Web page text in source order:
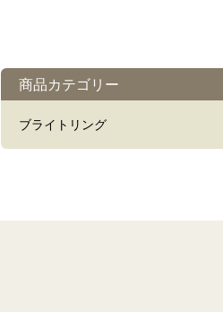
商品カテゴリー
ブライトリング